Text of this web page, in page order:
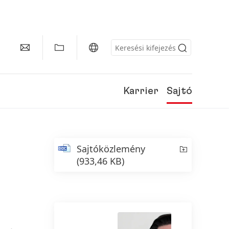
Karrier Sajtó
Sajtóközlemény
(933,46 KB)